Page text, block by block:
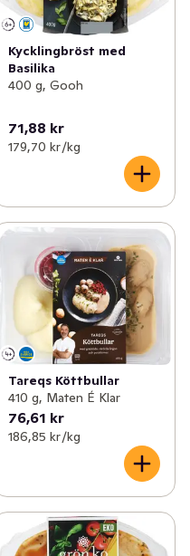
Kycklingbröst med
Basilika
400 g, Gooh
71,88 kr
179,70 kr /kg
Tareqs Köttbullar
410 g, Maten É Klar
76,61 kr
186,85 kr /kg